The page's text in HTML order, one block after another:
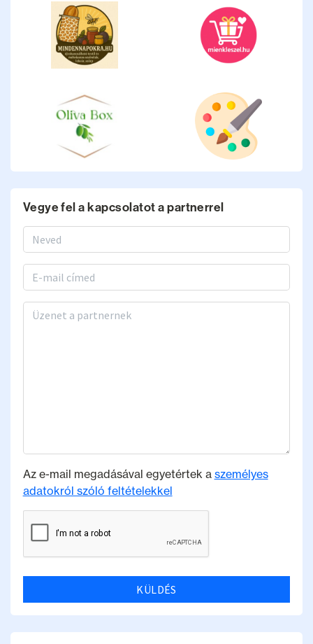
Vegye fel a kapcsolatot a partnerrel
Vezetéknév, keresztnév
Email
Üzenet a partnernek
Az e-mail megadásával egyetértek a személyes
adatokról szóló feltételekkel
KÜLDÉS